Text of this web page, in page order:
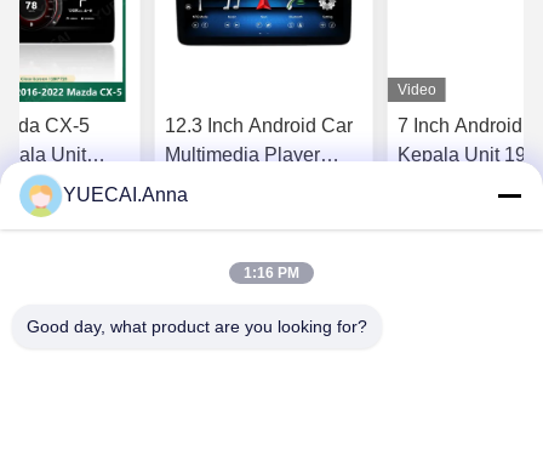
CX-5
Unit
Asli
12.3 Inch Android Car
Multimedia Player
Video
7 Inch Android
Kepala Unit
720 Untuk
YUECAI.Anna
1:16 PM
Good day, what product are you looking for?